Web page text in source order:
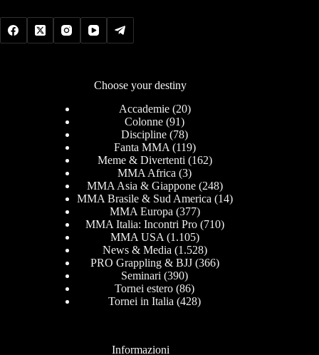
Choose your destiny
Accademie(20)
Colonne (91)
Discipline (78)
Fanta MMA (119)
Meme & Divertenti (162)
MMA Africa (3)
MMA Asia & Giappone(248)
MMA Brasile & Sud America (14)
MMA Europa (377)
MMA Italia: Incontri Pro(710)
MMA USA (1.105)
News & Media (1.528)
PRO Grappling & BJJ(366)
Seminari (390)
Tornei estero (86)
Tornei in Italia (428)
Informazioni